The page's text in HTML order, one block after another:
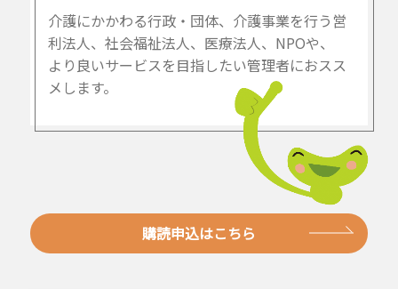
介護にかかわる行政・団体、介護事業を行う営
利法人、社会福祉法人、医療法人、NPOや、
より良いサービスを目指したい管理者におスス
メします。
購読申込はこちら